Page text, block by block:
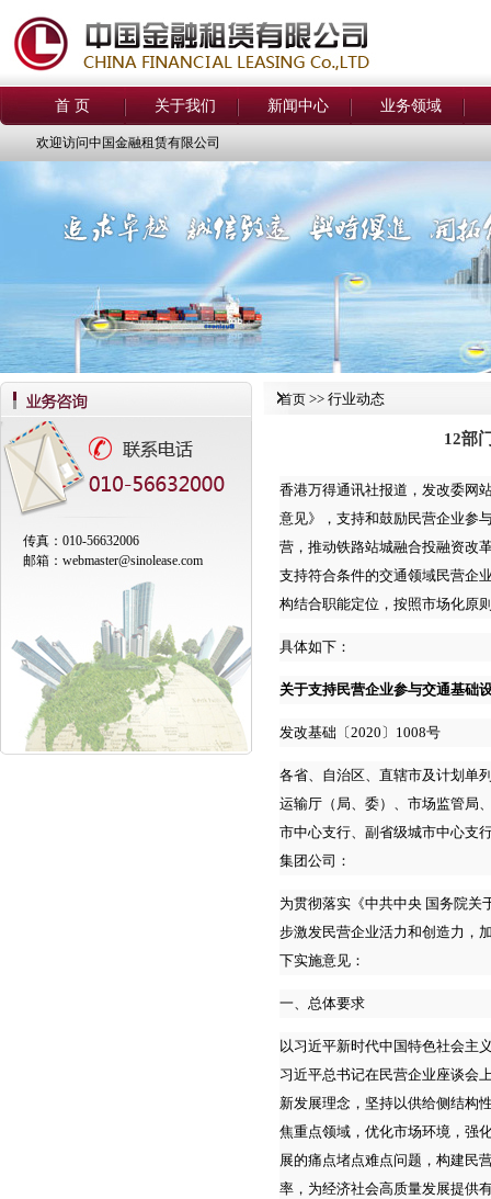
首 页 关于我们 新闻中心 业务领域
欢迎访问中国金融租赁有限公司
传真：010-56632006
邮箱： webmaster@sinolease.com
首页 >> 行业动态
12部
香港万得通讯社报道，发改委网
意见》，支持和鼓励民营企业参
营，推动铁路站城融合投融资改
支持符合条件的交通领域民营企
构结合职能定位，按照市场化原
具体如下：
关于支持民营企业参与交通基础
发改基础〔2020〕1008号
各省、自治区、直辖市及计划单
运输厅（局、委）、市场监管局
市中心支行、副省级城市中心支
集团公司：
为贯彻落实《中共中央 国务院关
步激发民营企业活力和创造力，
下实施意见：
一、总体要求
以习近平新时代中国特色社会主
习近平总书记在民营企业座谈会
新发展理念，坚持以供给侧结构
焦重点领域，优化市场环境，强
展的痛点堵点难点问题，构建民
率，为经济社会高质量发展提供